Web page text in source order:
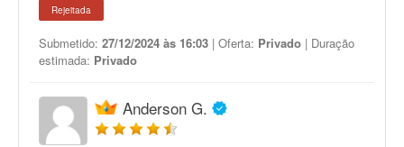
Rejeitada
Submetido: 27/12/2024 às 16:03 | Oferta: Privado | Duração
estimada: Privado
Anderson G.